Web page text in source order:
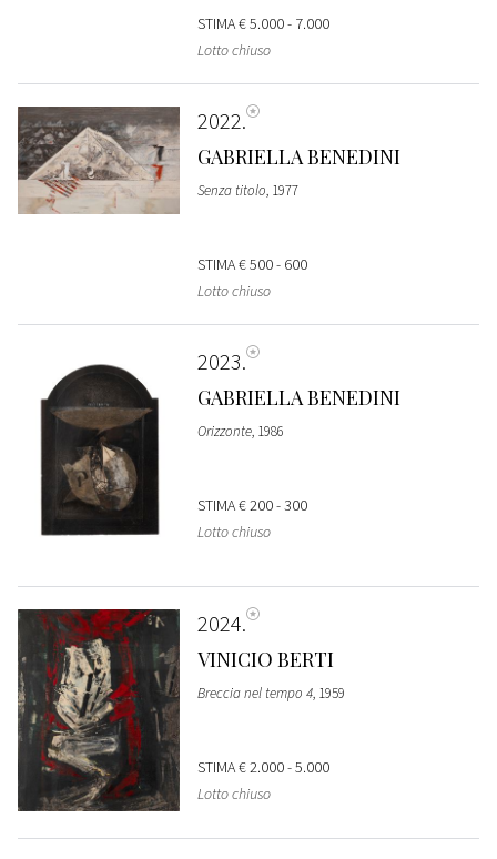
STIMA€ 5.000 - 7.000
Lotto chiuso
2022
GABRIELLA BENEDINI
Senza titolo, 1977
STIMA€ 500 - 600
Lotto chiuso
2023
GABRIELLA BENEDINI
Orizzonte, 1986
STIMA€ 200 - 300
Lotto chiuso
2024
VINICIO BERTI
Breccia nel tempo 4, 1959
STIMA€ 2.000 - 5.000
Lotto chiuso